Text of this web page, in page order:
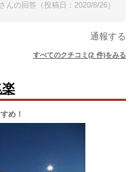
んの回答（投稿日：2020/8/26）
通報する
すべてのクチコミ(2 件)をみる
め！